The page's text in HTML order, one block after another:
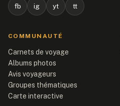
fb ig yt tt
COMMUNAUTÉ
Carnets de voyage
Albums photos
Avis voyageurs
Groupes thématiques
Carte interactive